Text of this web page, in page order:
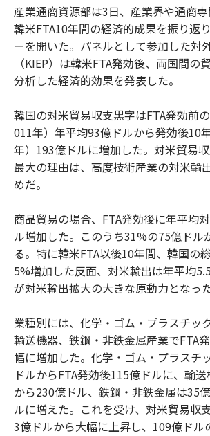
産業通商資源部は3日、産業界や通商
韓米FTA10年間の経済的成果を振り返
ーを開いた。パネルとして参加した対
（KIEP）は韓米FTA発効後、両国間の
分析した経済的効果を発表した。
韓国の対米貿易収支黒字はFTA発効前
011年）年平均93億ドルから発効後10
年）193億ドルに増加した。対米貿易
最大の理由は、高度技術産業の対米輸
めだ。
商品貿易の場合、FTA発効後に年平均
ル増加した。このうち31%の75億ドル
る。特に韓米FTA以後10年間、韓国の
5%増加した反面、対米輸出は年平均
が対米輸出拡大の大きな原動力となった
業種別には、化学・ゴム・プラスチッ
輸送機器、鉄鋼・非鉄金属産業でFTA
幅に増加した。化学・ゴム・プラスチ
ドルからFTA発効後115億ドルに、輸
から230億ドル、鉄鋼・非鉄金属は35
ルに増えた。これを受け、対米貿易収
3億ドルから大幅に上昇し、109億ドル